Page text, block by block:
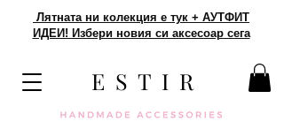
Лятната ни колекция е тук + АУТФИТ
ИДЕИ! Избери новия си аксесоар сега
E S T I R